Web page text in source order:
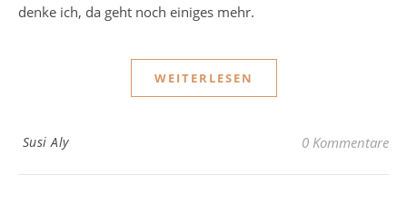
denke ich, da geht noch einiges mehr.
WEITERLESEN
Susi Aly 0 Kommentare